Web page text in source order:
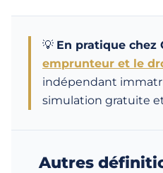
💡 En pratique chez
emprunteur et le
indépendant
simulation gratuite
Autres